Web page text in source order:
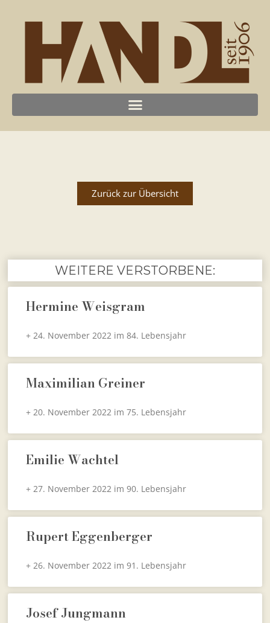
Zurück zur Übersicht
WEITERE VERSTORBENE:
Hermine Weisgram
+ 24. November 2022 im 84. Lebensjahr
Maximilian Greiner
+ 20. November 2022 im 75. Lebensjahr
Emilie Wachtel
+ 27. November 2022 im 90. Lebensjahr
Rupert Eggenberger
+ 26. November 2022 im 91. Lebensjahr
Josef Jungmann